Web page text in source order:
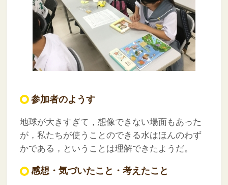
参加者のようす
地球が大きすぎて，想像できない場面もあった
が，私たちが使うことのできる水はほんのわず
かである，ということは理解できたようだ。
感想・気づいたこと・考えたこと